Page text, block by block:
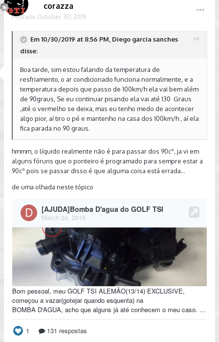
corazza
Postado October 30, 2019
Em 10/30/2019 at 8:56 PM, Diego garcia sanches
disse:
Boa tarde, sim estou falando da temperatura de
resfriamento, o ar condicionado funciona normalmente, e a
temperatura depois que passo de 100km/h ela vai bem além
de 90graus, Se eu continuar pisando ela vai até 130 Graus
,até o vermelho se deixa, mas eu tenho medo de acontecer
algo pior, aí tiro o pé e mantenho na casa dos 100km/h , aí ela
fica parada no 90 graus.
hmmm, o líquido realmente não é para passar dos 90cº, ja vi em
alguns fóruns que o ponteiro é programado para sempre estar a
90cº pois se passar disso é que alguma coisa está errada...
de uma olhada neste tópico